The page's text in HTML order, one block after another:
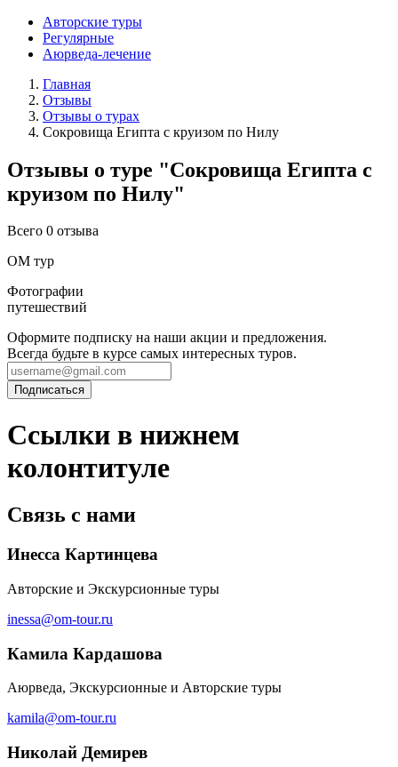
Авторские туры
Регулярные
Аюрведа-лечение
Главная
Отзывы
Отзывы о турах
Сокровища Египта с круизом по Нилу
Отзывы о туре "Сокровища Египта с
круизом по Нилу"
Всего 0 отзыва
ОМ тур
Фотографии
путешествий
Оформите подписку на наши акции и предложения.
Всегда будьте в курсе самых интересных туров.
Ссылки в нижнем
колонтитуле
Связь с нами
Инесса Картинцева
Авторские и Экскурсионные туры
inessa@om-tour.ru
Камила Кардашова
Аюрведа, Экскурсионные и Авторские туры
kamila@om-tour.ru
Николай Демирев